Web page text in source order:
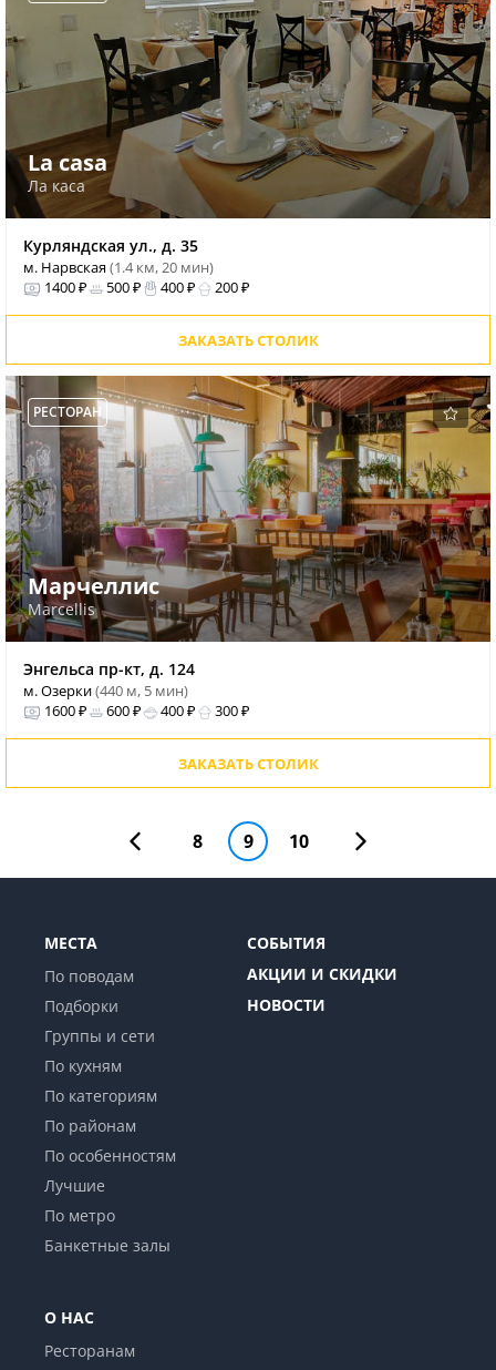
La casa
Ла каса
Курляндская ул., д. 35
м. Нарвская(1.4 км, 20 мин)
1400 ₽
500 ₽ 400 ₽ 200 ₽
ЗАКАЗАТЬ СТОЛИК
РЕСТОРАН
Марчеллис
Marcellis
Энгельса пр-кт, д. 124
м. Озерки(440 м, 5 мин)
1600 ₽
600 ₽ 400 ₽ 300 ₽
ЗАКАЗАТЬ СТОЛИК
8 9 10
МЕСТА
По поводам
Подборки
Группы и сети
По кухням
По категориям
По районам
По особенностям
Лучшие
По метро
Банкетные залы
СОБЫТИЯ
АКЦИИ И СКИДКИ
НОВОСТИ
О НАС
Ресторанам